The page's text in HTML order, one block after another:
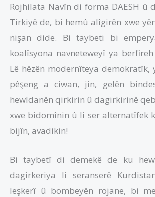
Rojhilata Navîn di forma DAESH û
Tirkiyê de, bi hemû alîgirên xwe
nişan dide. Bi taybeti bi
koalîsyona navneteweyî ya
Lê hêzên modernîteya demokratîk,
pêşeng a ciwan, jin, gelên
hewldanên qirkirin û dagirkirinê
xwe bidomînin û li ser alternatîfek
bijîn, avadikin!
Bi taybetî di demekê de ku
dagirkeriya li seranserê
leşkerî û bombeyên rojane, bi